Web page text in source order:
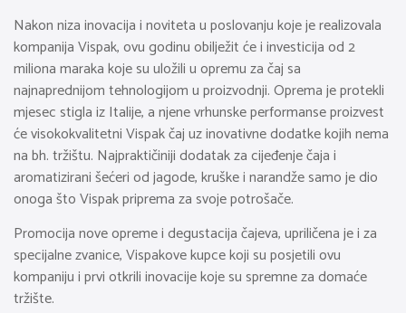
Nakon niza inovacija i noviteta u poslovanju koje je realizovala
kompanija Vispak, ovu godinu obilježit će i investicija od 2
miliona maraka koje su uložili u opremu za čaj sa
najnaprednijom tehnologijom u proizvodnji. Oprema je protekli
mjesec stigla iz Italije, a njene vrhunske performanse proizvest
će visokokvalitetni Vispak čaj uz inovativne dodatke kojih nema
na bh. tržištu. Najpraktičiniji dodatak za cijeđenje čaja i
aromatizirani šećeri od jagode, kruške i narandže samo je dio
onoga što Vispak priprema za svoje potrošače.
Promocija nove opreme i degustacija čajeva, upriličena je i za
specijalne zvanice, Vispakove kupce koji su posjetili ovu
kompaniju i prvi otkrili inovacije koje su spremne za domaće
tržište.